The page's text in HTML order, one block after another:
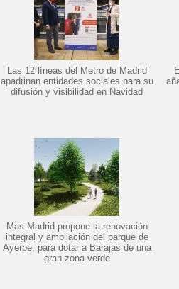
Las 12 líneas del Metro de Madrid
apadrinan entidades sociales para su
difusión y visibilidad en Navidad
Mas Madrid propone la renovación
integral y ampliación del parque de
Ayerbe, para dotar a Barajas de una
gran zona verde